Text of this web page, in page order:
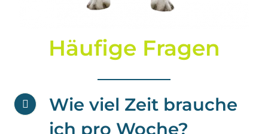
Häufige Fragen
ich pro Woche?
Weniger als du denkst: Schon drei